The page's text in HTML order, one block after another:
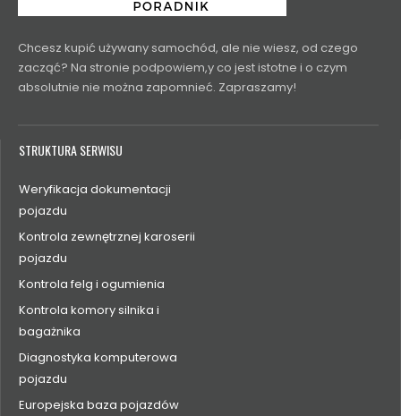
Chcesz kupić używany samochód, ale nie wiesz, od czego
zacząć? Na stronie podpowiem,y co jest istotne i o czym
absolutnie nie można zapomnieć. Zapraszamy!
STRUKTURA SERWISU
Weryfikacja dokumentacji
pojazdu
Kontrola zewnętrznej karoserii
pojazdu
Kontrola felg i ogumienia
Kontrola komory silnika i
bagażnika
Diagnostyka komputerowa
pojazdu
Europejska baza pojazdów